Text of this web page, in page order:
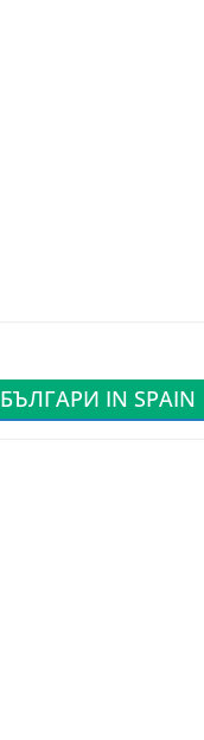
БЪЛГАРИ IN SPAIN